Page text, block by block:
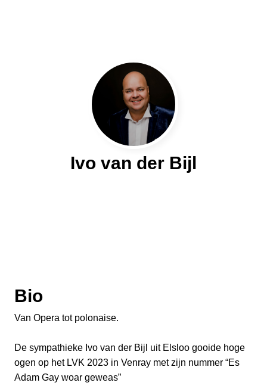
Ivo van der Bijl
Bio
Van Opera tot polonaise.
De sympathieke Ivo van der Bijl uit Elsloo gooide hoge
ogen op het LVK 2023 in Venray met zijn nummer “Es
Adam Gay woar geweas”